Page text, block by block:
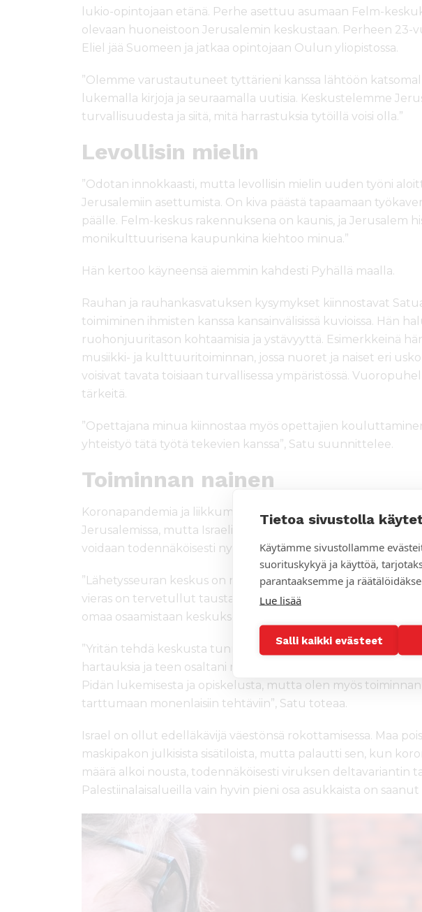
Tietoa sivustolla
Käytämme sivustollamme
suorituskykyä ja käyttöä,
parantaaksemme ja
Lue lisää
Salli kaikki evästeet
lukio-opintojaan etänä. Perhe asettuu asumaan Felm-
olevaan huoneistoon Jerusalemin keskustaan. Perheen 23-
Eliel jää Suomeen ja jatkaa opintojaan Oulun yliopistossa.
”Olemme varustautuneet tyttärieni kanssa lähtöön
lukemalla kirjoja ja seuraamalla uutisia. Keskustelemme
turvallisuudesta ja siitä, mitä harrastuksia tytöillä voisi olla.”
Levollisin mielin
”Odotan innokkaasti, mutta levollisin mielin uuden työni
Jerusalemiin asettumista. On kiva päästä tapaamaan
päälle. Felm-keskus rakennuksena on kaunis, ja Jerusalem
monikulttuurisena kaupunkina kiehtoo minua.”
Hän kertoo käyneensä aiemmin kahdesti Pyhällä maalla.
Rauhan ja rauhankasvatuksen kysymykset kiinnostavat
toimiminen ihmisten kanssa kansainvälisissä kuvioissa. Hän
ruohonjuuritason kohtaamisia ja ystävyyttä. Esimerkkeinä
musiikki- ja kulttuuritoiminnan, jossa nuoret ja naiset eri
voisivat tavata toisiaan turvallisessa ympäristössä.
tärkeitä.
”Opettajana minua kiinnostaa myös opettajien
yhteistyö tätä työtä tekevien kanssa”, Satu suunnittelee.
Toiminnan nainen
Koronapandemia ja liikkumisrajoitukset hiljensivät Felm-
Jerusalemissa, mutta Israelin tehokkaan rokotusohjelman
voidaan todennäköisesti nyt jatkaa.
”Lähetysseuran keskus on matalan kynnyksen
vieras on tervetullut taustasta riippumatta. Odotan myös
omaa osaamistaan keskukseen.”
”Yritän tehdä keskusta tunnetuksi ja luoda hyviä suhteita.
hartauksia ja teen osaltani mahdolliseksi keskuksen
Pidän lukemisesta ja opiskelusta, mutta olen myös
tarttumaan monenlaisiin tehtäviin”, Satu toteaa.
Israel on ollut edelläkävijä väestönsä rokottamisessa. Maa
maskipakon julkisista sisätiloista, mutta palautti sen, kun
määrä alkoi nousta, todennäköisesti viruksen deltavariantin
Palestiinalaisalueilla vain hyvin pieni osa asukkaista on